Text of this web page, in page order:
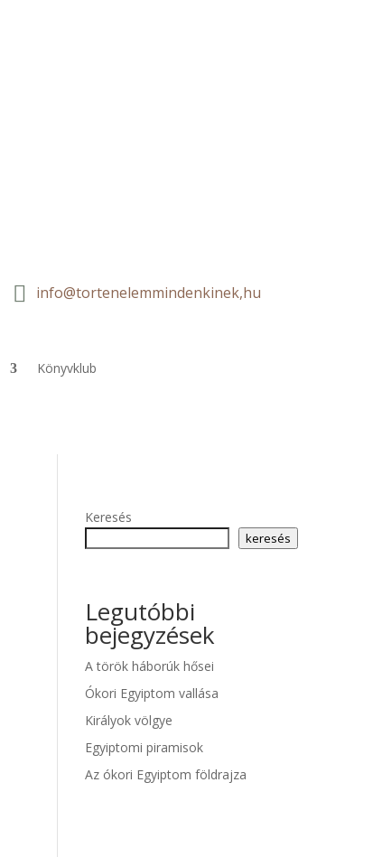
 info@tortenelemmindenkinek,hu
Könyvklub
Keresés
keresés
Legutóbbi
bejegyzések
A török háborúk hősei
Ókori Egyiptom vallása
Királyok völgye
Egyiptomi piramisok
Az ókori Egyiptom földrajza